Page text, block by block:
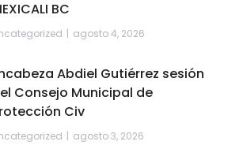
BC
agosto 4, 2026
Abdiel Gutiérrez sesión
Consejo Municipal de
Civ
agosto 3, 2026